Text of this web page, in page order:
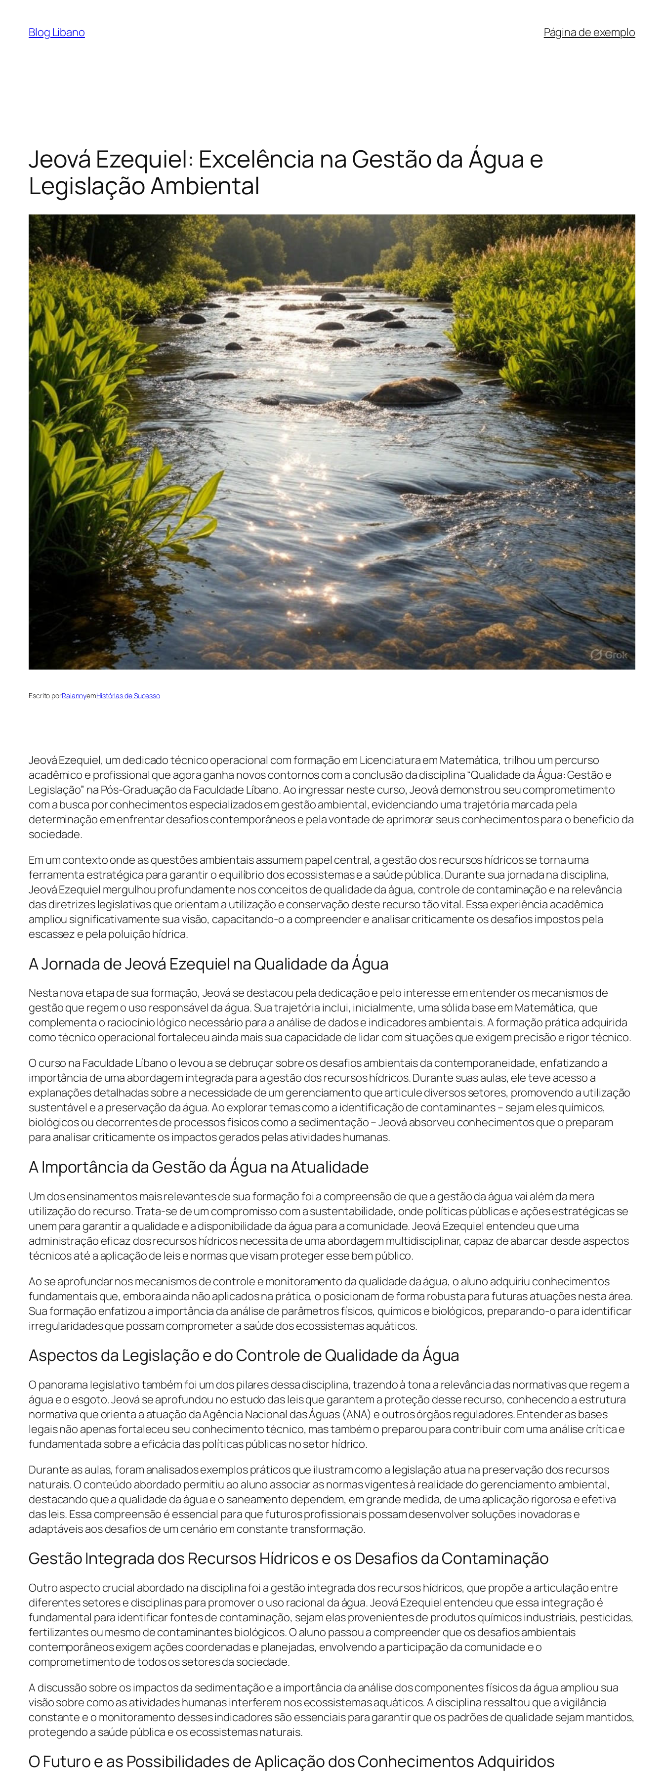
Blog Libano Página de exemplo
Jeová Ezequiel: Excelência na Gestão da Água e
Legislação Ambiental
Escrito porRaiannyemHistórias de Sucesso
Jeová Ezequiel, um dedicado técnico operacional com formação em Licenciatura em Matemática, trilhou um percurso
acadêmico e profissional que agora ganha novos contornos com a conclusão da disciplina “Qualidade da Água: Gestão e
Legislação” na Pós-Graduação da Faculdade Líbano. Ao ingressar neste curso, Jeová demonstrou seu comprometimento
com a busca por conhecimentos especializados em gestão ambiental, evidenciando uma trajetória marcada pela
determinação em enfrentar desafios contemporâneos e pela vontade de aprimorar seus conhecimentos para o benefício da
sociedade.
Em um contexto onde as questões ambientais assumem papel central, a gestão dos recursos hídricos se torna uma
ferramenta estratégica para garantir o equilíbrio dos ecossistemas e a saúde pública. Durante sua jornada na disciplina,
Jeová Ezequiel mergulhou profundamente nos conceitos de qualidade da água, controle de contaminação e na relevância
das diretrizes legislativas que orientam a utilização e conservação deste recurso tão vital. Essa experiência acadêmica
ampliou significativamente sua visão, capacitando-o a compreender e analisar criticamente os desafios impostos pela
escassez e pela poluição hídrica.
A Jornada de Jeová Ezequiel na Qualidade da Água
Nesta nova etapa de sua formação, Jeová se destacou pela dedicação e pelo interesse em entender os mecanismos de
gestão que regem o uso responsável da água. Sua trajetória inclui, inicialmente, uma sólida base em Matemática, que
complementa o raciocínio lógico necessário para a análise de dados e indicadores ambientais. A formação prática adquirida
como técnico operacional fortaleceu ainda mais sua capacidade de lidar com situações que exigem precisão e rigor técnico.
O curso na Faculdade Líbano o levou a se debruçar sobre os desafios ambientais da contemporaneidade, enfatizando a
importância de uma abordagem integrada para a gestão dos recursos hídricos. Durante suas aulas, ele teve acesso a
explanações detalhadas sobre a necessidade de um gerenciamento que articule diversos setores, promovendo a utilização
sustentável e a preservação da água. Ao explorar temas como a identificação de contaminantes – sejam eles químicos,
biológicos ou decorrentes de processos físicos como a sedimentação – Jeová absorveu conhecimentos que o preparam
para analisar criticamente os impactos gerados pelas atividades humanas.
A Importância da Gestão da Água na Atualidade
Um dos ensinamentos mais relevantes de sua formação foi a compreensão de que a gestão da água vai além da mera
utilização do recurso. Trata-se de um compromisso com a sustentabilidade, onde políticas públicas e ações estratégicas se
unem para garantir a qualidade e a disponibilidade da água para a comunidade. Jeová Ezequiel entendeu que uma
administração eficaz dos recursos hídricos necessita de uma abordagem multidisciplinar, capaz de abarcar desde aspectos
técnicos até a aplicação de leis e normas que visam proteger esse bem público.
Ao se aprofundar nos mecanismos de controle e monitoramento da qualidade da água, o aluno adquiriu conhecimentos
fundamentais que, embora ainda não aplicados na prática, o posicionam de forma robusta para futuras atuações nesta área.
Sua formação enfatizou a importância da análise de parâmetros físicos, químicos e biológicos, preparando-o para identificar
irregularidades que possam comprometer a saúde dos ecossistemas aquáticos.
Aspectos da Legislação e do Controle de Qualidade da Água
O panorama legislativo também foi um dos pilares dessa disciplina, trazendo à tona a relevância das normativas que regem a
água e o esgoto. Jeová se aprofundou no estudo das leis que garantem a proteção desse recurso, conhecendo a estrutura
normativa que orienta a atuação da Agência Nacional das Águas (ANA) e outros órgãos reguladores. Entender as bases
legais não apenas fortaleceu seu conhecimento técnico, mas também o preparou para contribuir com uma análise crítica e
fundamentada sobre a eficácia das políticas públicas no setor hídrico.
Durante as aulas, foram analisados exemplos práticos que ilustram como a legislação atua na preservação dos recursos
naturais. O conteúdo abordado permitiu ao aluno associar as normas vigentes à realidade do gerenciamento ambiental,
destacando que a qualidade da água e o saneamento dependem, em grande medida, de uma aplicação rigorosa e efetiva
das leis. Essa compreensão é essencial para que futuros profissionais possam desenvolver soluções inovadoras e
adaptáveis aos desafios de um cenário em constante transformação.
Gestão Integrada dos Recursos Hídricos e os Desafios da Contaminação
Outro aspecto crucial abordado na disciplina foi a gestão integrada dos recursos hídricos, que propõe a articulação entre
diferentes setores e disciplinas para promover o uso racional da água. Jeová Ezequiel entendeu que essa integração é
fundamental para identificar fontes de contaminação, sejam elas provenientes de produtos químicos industriais, pesticidas,
fertilizantes ou mesmo de contaminantes biológicos. O aluno passou a compreender que os desafios ambientais
contemporâneos exigem ações coordenadas e planejadas, envolvendo a participação da comunidade e o
comprometimento de todos os setores da sociedade.
A discussão sobre os impactos da sedimentação e a importância da análise dos componentes físicos da água ampliou sua
visão sobre como as atividades humanas interferem nos ecossistemas aquáticos. A disciplina ressaltou que a vigilância
constante e o monitoramento desses indicadores são essenciais para garantir que os padrões de qualidade sejam mantidos,
protegendo a saúde pública e os ecossistemas naturais.
O Futuro e as Possibilidades de Aplicação dos Conhecimentos Adquiridos